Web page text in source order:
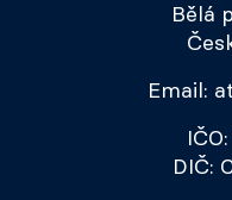
Bělá
Email:
DIČ: